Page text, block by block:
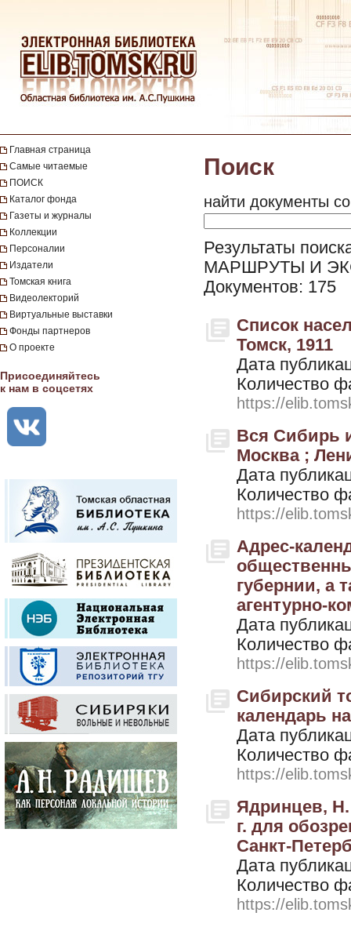
Главная страница
Самые читаемые
ПОИСК
Каталог фонда
Газеты и журналы
Коллекции
Персоналии
Издатели
Томская книга
Видеолекторий
Виртуальные выставки
Фонды партнеров
О проекте
Присоединяйтесь
к нам в соцсетях
Поиск
найти документы
Результаты
МАРШРУТЫ И
Документов: 175
Список
Томск, 1911
Дата
Количество
https://
Вся Сибирь
Москва ;
Дата
Количество
https://
Адрес-
губернии, а
агентурно-
Дата
Количество
https://
Сибирский
календарь
Дата
Количество
https://
Ядринцев, Н.
г. для
Санкт-
Дата
Количество
https://